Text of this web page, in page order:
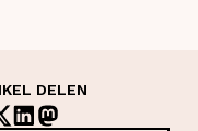
DELEN